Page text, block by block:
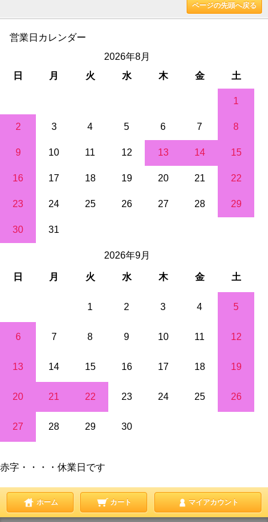
ページの先頭へ戻る
営業日カレンダー
2026年8月
日
月 火 水 木 金 土
1
2 3 4 5 6 7 8
9 10 11 12 13 14 15
16 17 18 19 20 21 22
23 24 25 26 27 28 29
30 31
2026年9月
日 月 火 水 木 金 土
1 2 3 4 5
6 7 8 9 10 11 12
13 14 15 16 17 18 19
20 21 22 23 24 25 26
27 28 29 30
赤字・・・・休業日です
ホーム カート マイアカウント